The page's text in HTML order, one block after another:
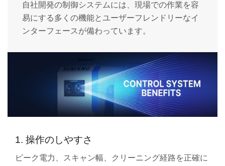
自社開発の制御システムには、現場での作業を容
易にする多くの機能とユーザーフレンドリーなイ
ンターフェースが備わっています。
1. 操作のしやすさ
ピーク電力、スキャン幅、クリーニング経路を正確に